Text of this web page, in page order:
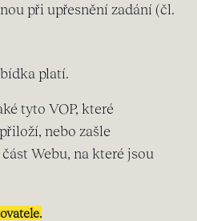
při upřesnění zadání (čl.
platí.
tyto VOP, které
nebo zašle
Webu, na které jsou